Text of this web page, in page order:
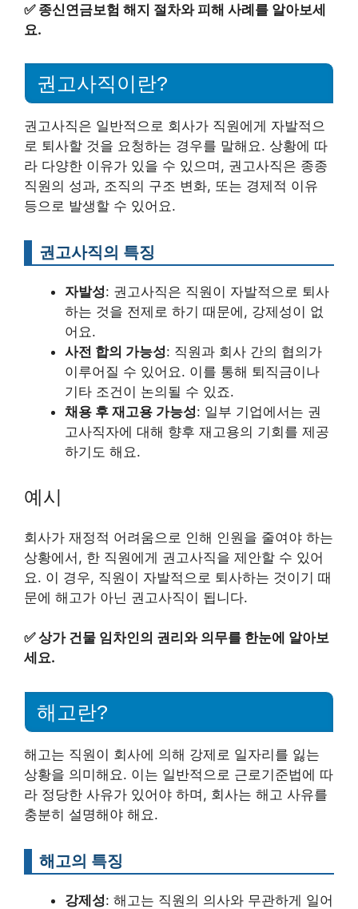
✅ 종신연금보험 해지 절차와 피해 사례를 알아보세
요.
권고사직이란?
권고사직은 일반적으로 회사가 직원에게 자발적으
로 퇴사할 것을 요청하는 경우를 말해요. 상황에 따
라 다양한 이유가 있을 수 있으며, 권고사직은 종종
직원의 성과, 조직의 구조 변화, 또는 경제적 이유
등으로 발생할 수 있어요.
권고사직의 특징
자발성: 권고사직은 직원이 자발적으로 퇴사
하는 것을 전제로 하기 때문에, 강제성이 없
어요.
사전 합의 가능성: 직원과 회사 간의 협의가
이루어질 수 있어요. 이를 통해 퇴직금이나
기타 조건이 논의될 수 있죠.
채용 후 재고용 가능성: 일부 기업에서는 권
고사직자에 대해 향후 재고용의 기회를 제공
하기도 해요.
예시
회사가 재정적 어려움으로 인해 인원을 줄여야 하는
상황에서, 한 직원에게 권고사직을 제안할 수 있어
요. 이 경우, 직원이 자발적으로 퇴사하는 것이기 때
문에 해고가 아닌 권고사직이 됩니다.
✅상가 건물 임차인의 권리와 의무를 한눈에 알아보
세요.
해고란?
해고는 직원이 회사에 의해 강제로 일자리를 잃는
상황을 의미해요. 이는 일반적으로 근로기준법에 따
라 정당한 사유가 있어야 하며, 회사는 해고 사유를
충분히 설명해야 해요.
해고의 특징
강제성: 해고는 직원의 의사와 무관하게 일어